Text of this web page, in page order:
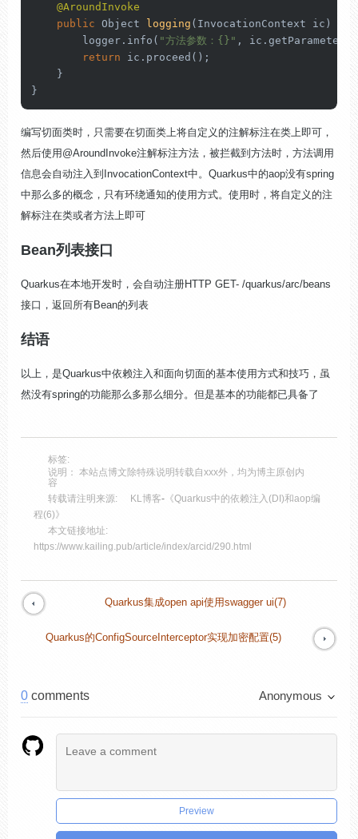
@AroundInvoke
public Object logging (InvocationContext ic)
        logger.info(
"方法参数：{}" ,
return ic.proceed();
    }
}
编写切面类时，只需要在切面类上将自定义的注解标注在类上即可，
然后使用@AroundInvoke注解标注方法，被拦截到方法时，方法调用
信息会自动注入到InvocationContext中。Quarkus中的aop没有spring
中那么多的概念，只有环绕通知的使用方式。使用时，将自定义的注
解标注在类或者方法上即可
Bean列表接口
Quarkus在本地开发时，会自动注册HTTP GET- /quarkus/arc/beans
接口，返回所有Bean的列表
结语
以上，是Quarkus中依赖注入和面向切面的基本使用方式和技巧，虽
然没有spring的功能那么多那么细分。但是基本的功能都已具备了
标签:
说明： 本站点博文除特殊说明转载自xxx外，均为博主原创内
容
转载请注明来源:
KL博客- 《Quarkus中的依赖注入(DI)和aop编
程(6)》
本文链接地址:
https://www.kailing.pub/article/index/arcid/290.html
Quarkus集成open api使用swagger ui(7)
Quarkus的ConfigSourceInterceptor实现加密配置(5)
0 comments Anonymous
Preview